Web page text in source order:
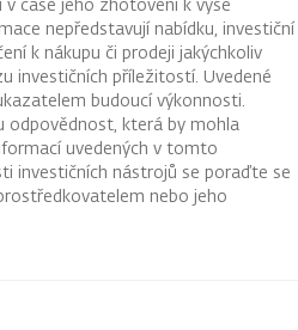
nepředstavují nabídku, investiční
k nákupu či prodeji jakýchkoliv
investičních příležitostí. Uvedené
budoucí výkonnosti.
odpovědnost, která by mohla
uvedených v tomto
investičních nástrojů se poraďte se
nebo jeho